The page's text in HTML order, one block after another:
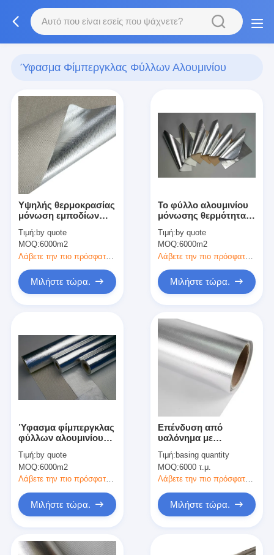
Ύφασμα Φίμπεργκλας Φύλλων Αλουμινίου
Αργιλίου
(26)
Υψηλής θερμοκρασίας
μόνωση εμποδίων
Τιμή: by quote
MOQ:6000m2
Λάβετε την πιο πρόσφατη τιμή
Μιλήστε τώρα.
Το φύλλο αλουμινίου
μόνωσης θερμότητας
έγγραφο οικοδόμησης
Τιμή: by quote
MOQ:6000m2
Μιλήστε τώρα.
Ύφασμα φίμπεργκλας
φύλλων αλουμινίου
αντανάκλασης
θερμότητας
Τιμή: by quote
MOQ:6000m2
Λάβετε την πιο πρόσφατη τιμή
Μιλήστε τώρα.
Επένδυση από
υαλόνημα με
με υφαντό υαλόνημα
10x9, φύλλο
αλουμινίου 7 um και
μόνωση HVAC και
σωληνώσεων
Τιμή: basing quantity
MOQ:6000 τ.μ.
Μιλήστε τώρα.